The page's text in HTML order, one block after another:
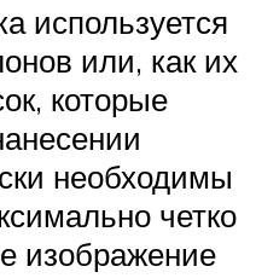
используется
или, как их
которые
необходимы
четко
изображение